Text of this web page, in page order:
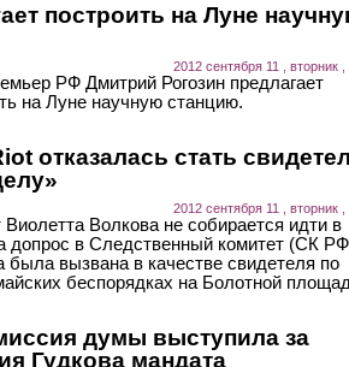
построить на Луне
2012 сентября 11 , вторник ,
РФ Дмитрий Рогозин предлагает
на Луне научную станцию.
отказалась стать
2012 сентября 11 , вторник ,
Виолетта Волкова не собирается идти в
допрос в Следственный комитет (СК
была вызвана в качестве свидетеля по
беспорядках на Болотной
думы выступила за
Гудкова мандата